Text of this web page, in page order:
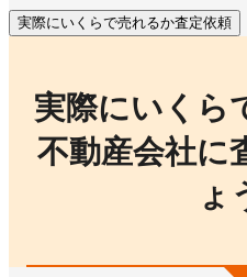
実際にいくらで売れるか査定依頼
実際にいくら
不動産会社に
ょ